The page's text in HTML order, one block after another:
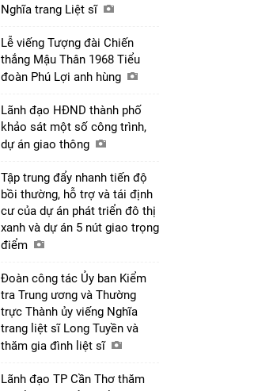
Nghĩa trang Liệt sĩ
Lễ viếng Tượng đài Chiến
thắng Mậu Thân 1968 Tiểu
đoàn Phú Lợi anh hùng
Lãnh đạo HĐND thành phố
khảo sát một số công trình,
dự án giao thông
Tập trung đẩy nhanh tiến độ
bồi thường, hỗ trợ và tái định
cư của dự án phát triển đô thị
xanh và dự án 5 nút giao trọng
điểm
Đoàn công tác Ủy ban Kiểm
tra Trung ương và Thường
trực Thành ủy viếng Nghĩa
trang liệt sĩ Long Tuyền và
thăm gia đình liệt sĩ
Lãnh đạo TP Cần Thơ thăm